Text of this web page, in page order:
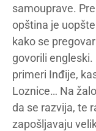
samouprave.
opština je
kako se
govorili engleski.
primeri Inđije,
Loznice… Na
da se razvija, te
zapošljavaju